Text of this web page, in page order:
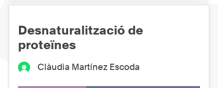
Desnaturalització de
proteïnes
Clàudia Martínez Escoda